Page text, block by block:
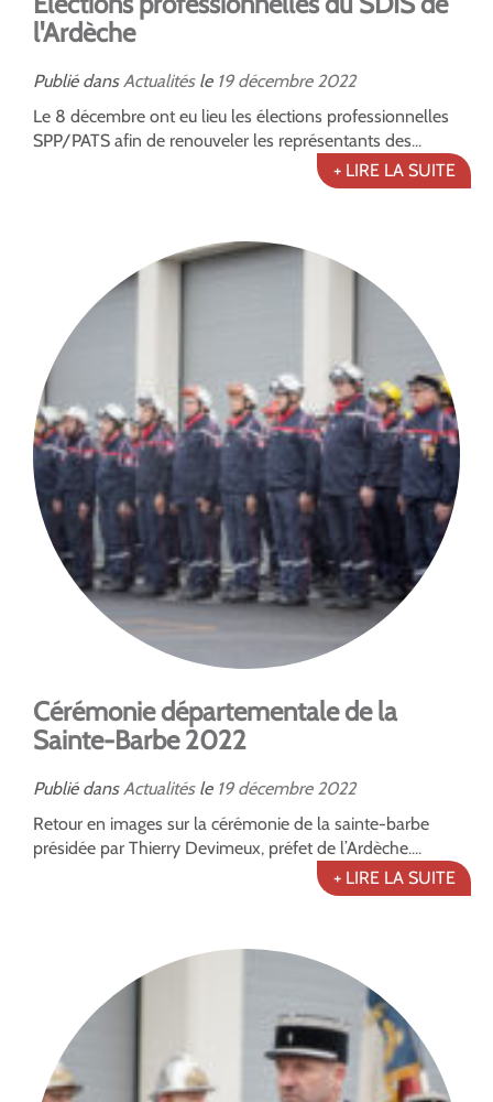
l'Ardèche
Publié dans Actualitésle 19 décembre 2022
Le 8 décembre ont eu lieu les élections professionnelles
SPP/PATS afin de renouveler les représentants des...
+ LIRE LA SUITE
Cérémonie départementale de la
Sainte-Barbe 2022
Publié dans Actualitésle 19 décembre 2022
Retour en images sur la cérémonie de la sainte-barbe
présidée par Thierry Devimeux, préfet de l’Ardèche....
+ LIRE LA SUITE